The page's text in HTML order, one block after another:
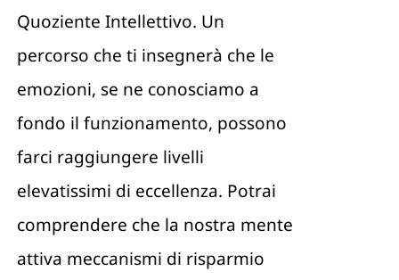
Quoziente Intellettivo. Un
percorso che ti insegnerà che le
emozioni, se ne conosciamo a
fondo il funzionamento, possono
farci raggiungere livelli
elevatissimi di eccellenza. Potrai
comprendere che la nostra mente
attiva meccanismi di risparmio